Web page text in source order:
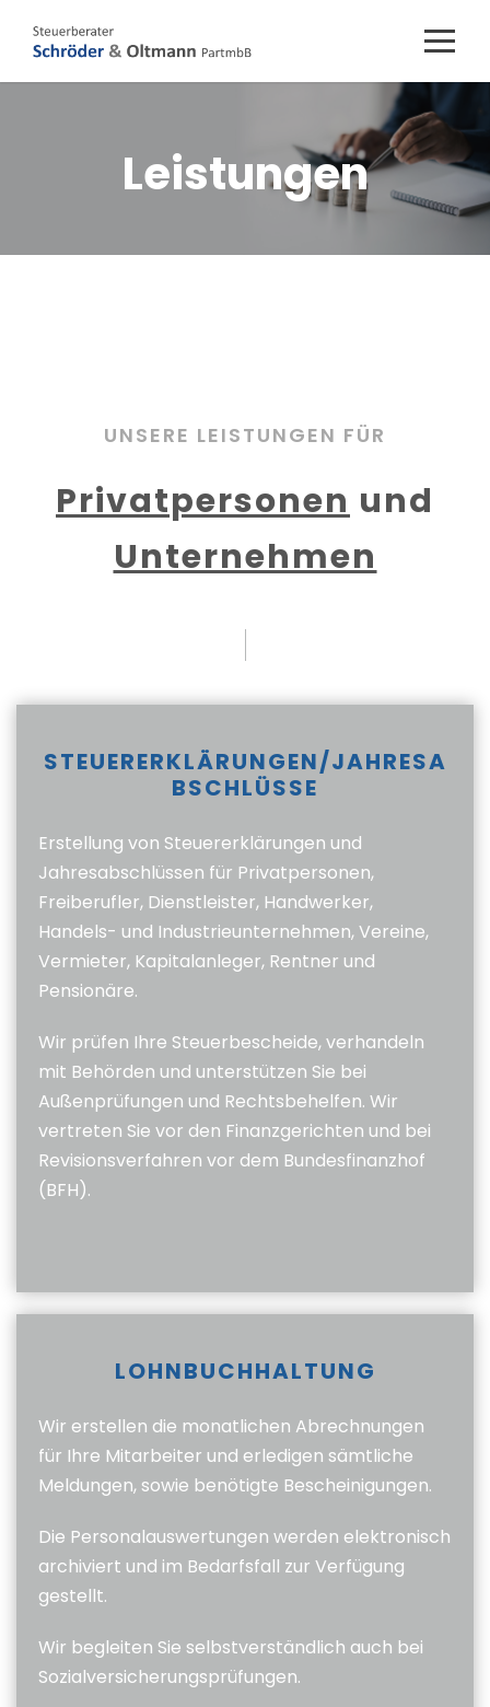
Leistungen
UNSERE LEISTUNGEN FÜR
Privatpersonen und
Unternehmen
STEUERERKLÄRUNGEN/JAHRESA
BSCHLÜSSE
Erstellung von Steuererklärungen und
Jahresabschlüssen für Privatpersonen,
Freiberufler, Dienstleister, Handwerker,
Handels- und Industrieunternehmen, Vereine,
Vermieter, Kapitalanleger, Rentner und
Pensionäre.
Wir prüfen Ihre Steuerbescheide, verhandeln
mit Behörden und unterstützen Sie bei
Außenprüfungen und Rechtsbehelfen. Wir
vertreten Sie vor den Finanzgerichten und bei
Revisionsverfahren vor dem Bundesfinanzhof
(BFH).
LOHNBUCHHALTUNG
Wir erstellen die monatlichen Abrechnungen
für Ihre Mitarbeiter und erledigen sämtliche
Meldungen, sowie benötigte Bescheinigungen.
Die Personalauswertungen werden elektronisch
archiviert und im Bedarfsfall zur Verfügung
gestellt.
Wir begleiten Sie selbstverständlich auch bei
Sozialversicherungsprüfungen.